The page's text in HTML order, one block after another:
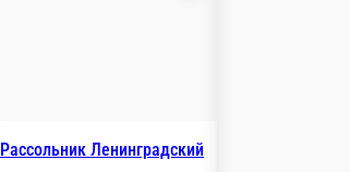
Рассольник Ленинградский